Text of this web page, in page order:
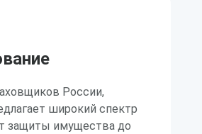
России,
широкий спектр
защиты имущества до